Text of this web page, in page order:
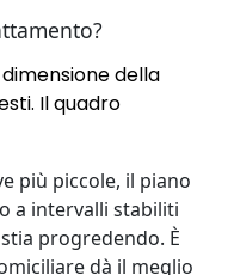
della
Il quadro
più piccole, il piano
a intervalli stabiliti
progredendo. È
dà il meglio